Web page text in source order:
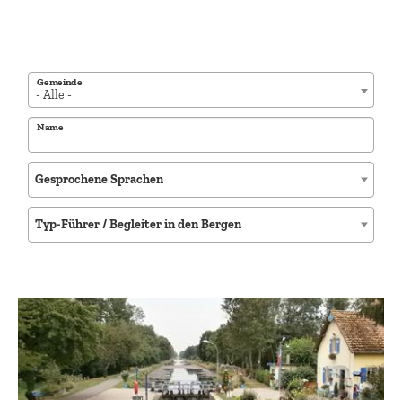
- Alle -
Gemeinde
Name
Gesprochene Sprachen
Typ-Führer / Begleiter in den Bergen